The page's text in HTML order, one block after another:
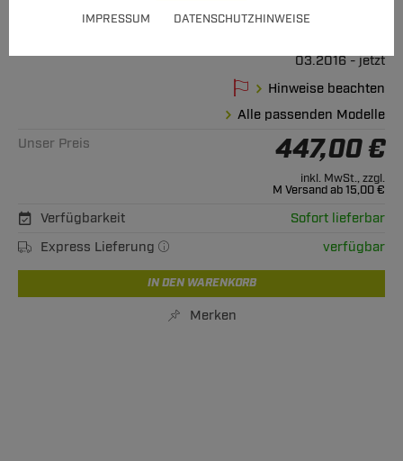
IMPRESSUM DATENSCHUTZHINWEISE
Geeignet für
03.2016 - jetzt
Hinweise beachten
Alle passenden Modelle
Unser Preis
447,00 €
inkl. MwSt., zzgl.
M Versand ab 15,00 €
Verfügbarkeit
Sofort lieferbar
Express Lieferung
verfügbar
IN DEN WARENKORB
Merken